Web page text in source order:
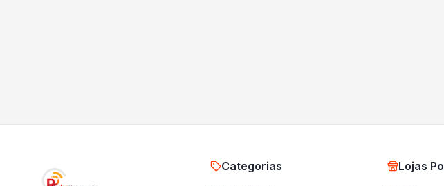
Categorias Lojas